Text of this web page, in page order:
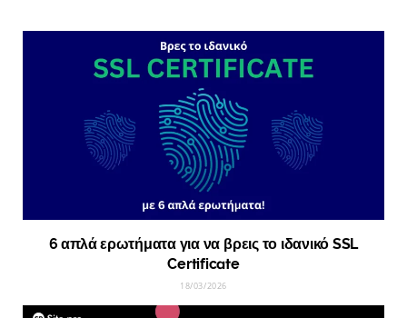
6 απλά ερωτήματα για να βρεις το ιδανικό SSL
Certificate
18/03/2026